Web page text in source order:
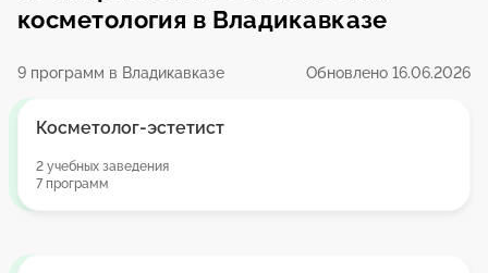
косметология в Владикавказе
9 программ в Владикавказе Обновлено 16.06.2026
Косметолог-эстетист
2 учебных заведения
7 программ